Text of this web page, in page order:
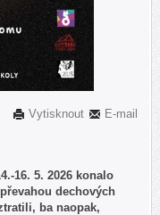
E-mail
Vytisknout
16. 5. 2026 konalo
dechových
ba naopak,